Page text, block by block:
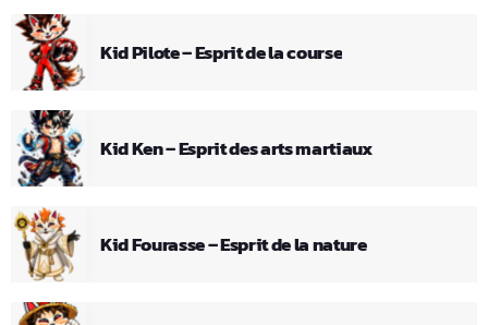
Kid Pilote – Esprit de la course
Kid Ken – Esprit des arts martiaux
Kid Fourasse – Esprit de la nature